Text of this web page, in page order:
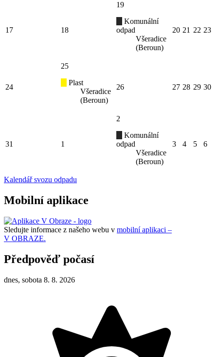
17 18
19
Komunální
odpad
Všeradice
(Beroun)
20 21 22 23
24
25
Plast
Všeradice
(Beroun)
26 27 28 29 30
31 1
2
Komunální
odpad
Všeradice
(Beroun)
3 4 5 6
Kalendář svozu odpadu
Mobilní aplikace
Sledujte informace z našeho webu v mobilní aplikaci –
V OBRAZE.
Předpověď počasí
dnes, sobota 8. 8. 2026